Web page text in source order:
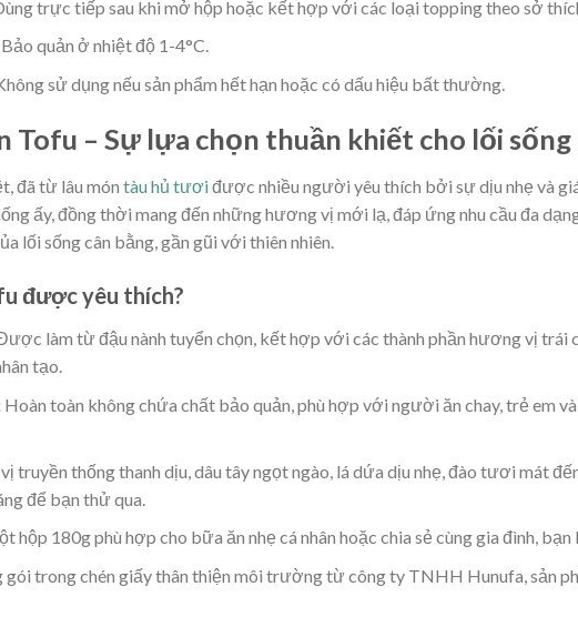
trực tiếp sau khi mở hộp hoặc kết hợp với các loại topping theo sở
quản ở nhiệt độ 1-4°C.
sử dụng nếu sản phẩm hết hạn hoặc có dấu hiệu bất thường.
Tofu – Sự lựa chọn thuần khiết cho lối
đã từ lâu món tàu hủ tươiđược nhiều người yêu thích bởi sự dịu nhẹ và
ấy, đồng thời mang đến những hương vị mới lạ, đáp ứng nhu cầu đa
lối sống cân bằng, gần gũi với thiên nhiên.
được yêu thích?
làm từ đậu nành tuyển chọn, kết hợp với các thành phần hương vị trái
tạo.
Hoàn toàn không chứa chất bảo quản, phù hợp với người ăn chay, trẻ em
truyền thống thanh dịu, dâu tây ngọt ngào, lá dứa dịu nhẹ, đào tươi mát
để bạn thử qua.
hộp 180g phù hợp cho bữa ăn nhẹ cá nhân hoặc chia sẻ cùng gia đình, bạn
trong chén giấy thân thiện môi trường từ công ty TNHH Hunufa, sản